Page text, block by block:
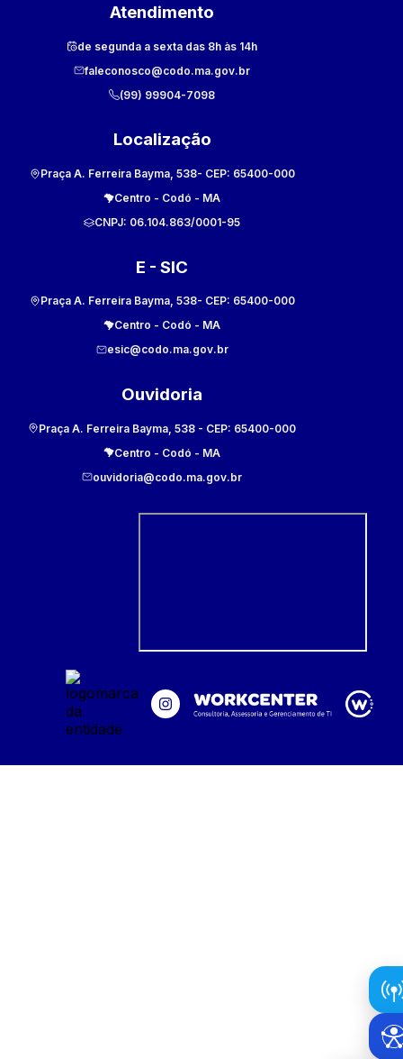
Atendimento
de segunda a sexta das 8h às 14h
faleconosco@codo.ma.gov.br
(99) 99904-7098
Localização
Praça A. Ferreira Bayma, 538- CEP: 65400-000
Centro - Codó - MA
CNPJ: 06.104.863/0001-95
E - SIC
Praça A. Ferreira Bayma, 538- CEP: 65400-000
Centro - Codó - MA
esic@codo.ma.gov.br
Ouvidoria
Praça A. Ferreira Bayma, 538 - CEP: 65400-000
Centro - Codó - MA
ouvidoria@codo.ma.gov.br